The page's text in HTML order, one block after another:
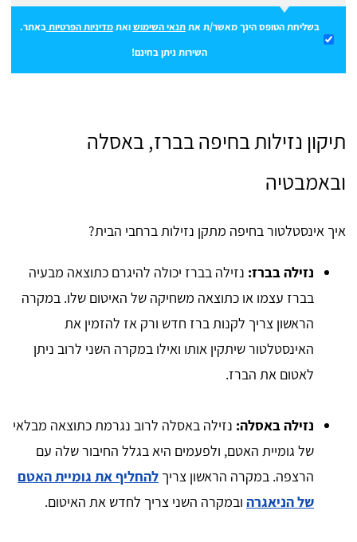
בשליחת הטופס הינך מאשר/ת אתתנאי השימושואתמדיניות הפרטיות באתר.
השירות ניתן בחינם!
תיקון נזילות בחיפה בברז, באסלה
ובאמבטיה
איך אינסטלטור בחיפה מתקן נזילות ברחבי הבית?
נזילה בברז: נזילה בברז יכולה להיגרם כתוצאה מבעיה
בברז עצמו או כתוצאה משחיקה של האיטום שלו. במקרה
הראשון צריך לקנות ברז חדש ורק אז להזמין את
האינסטלטור שיתקין אותו ואילו במקרה השני לרוב ניתן
לאטום את הברז.
נזילה באסלה: נזילה באסלה לרוב נגרמת כתוצאה מבלאי
של גומיית האטם, ולפעמים היא בגלל החיבור שלה עם
הרצפה. במקרה הראשון צריך להחליף את גומיית האטם
של הניאגרה ובמקרה השני צריך לחדש את האיטום.